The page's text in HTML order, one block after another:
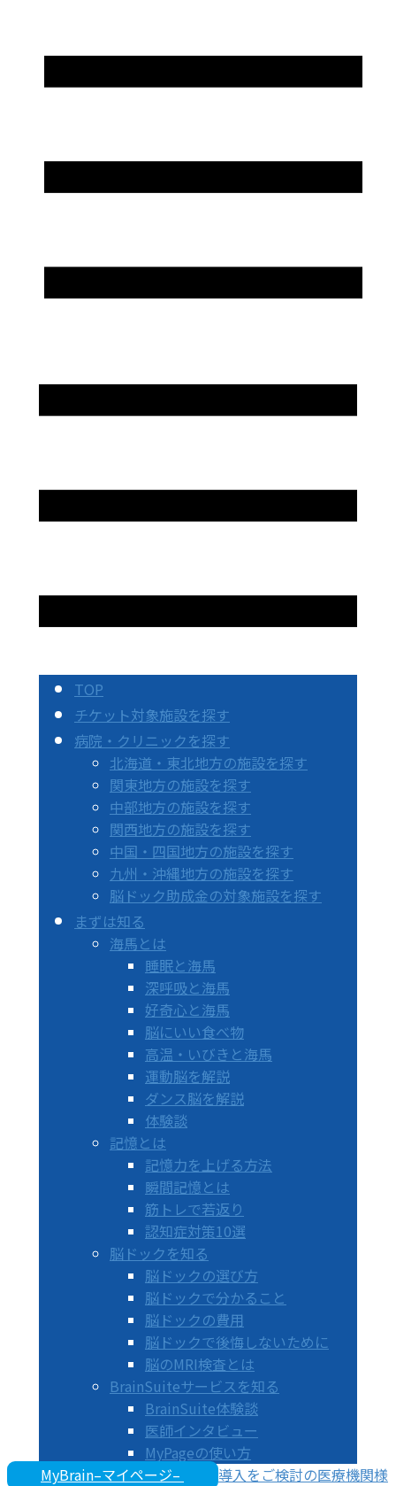
TOP
チケット対象施設を探す
病院・クリニックを探す
北海道・東北地方の施設を探す
関東地方の施設を探す
中部地方の施設を探す
関西地方の施設を探す
中国・四国地方の施設を探す
九州・沖縄地方の施設を探す
脳ドック助成金の対象施設を探す
まずは知る
海馬とは
睡眠と海馬
深呼吸と海馬
好奇心と海馬
脳にいい食べ物
高温・いびきと海馬
運動脳を解説
ダンス脳を解説
体験談
記憶とは
記憶力を上げる方法
瞬間記憶とは
筋トレで若返り
認知症対策10選
脳ドックを知る
脳ドックの選び方
脳ドックで分かること
脳ドックの費用
脳ドックで後悔しないために
脳のMRI検査とは
BrainSuiteサービスを知る
BrainSuite体験談
医師インタビュー
MyPageの使い方
MyBrain–マイページ–
導入をご検討の医療機関様